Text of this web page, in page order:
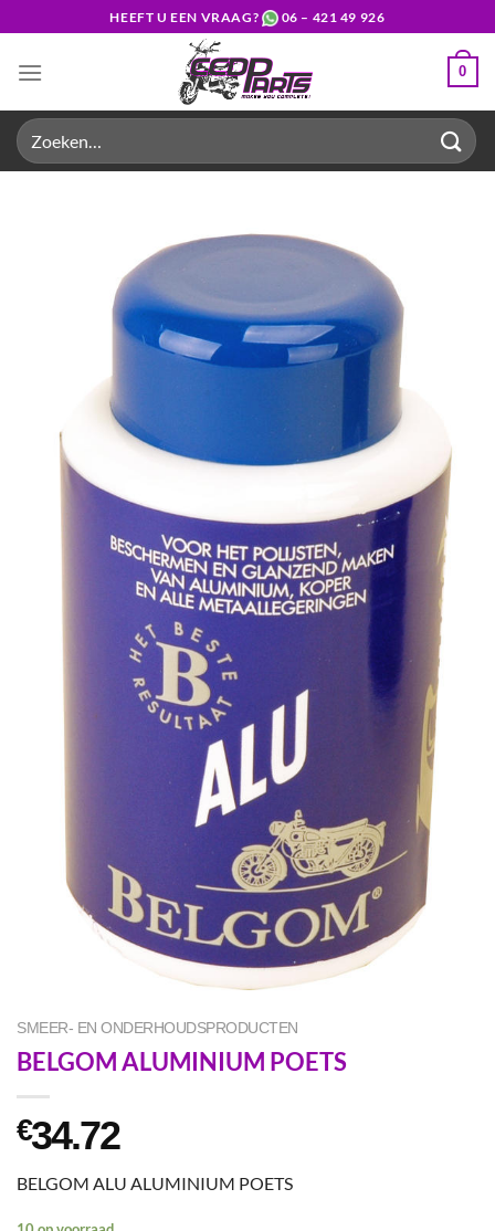
naar
inhoud
HEEFT U EEN VRAAG? 06 – 421 49 926
0
Zoeken
naar:
SMEER- EN ONDERHOUDSPRODUCTEN
BELGOM ALUMINIUM POETS
€34.72
BELGOM ALU ALUMINIUM POETS